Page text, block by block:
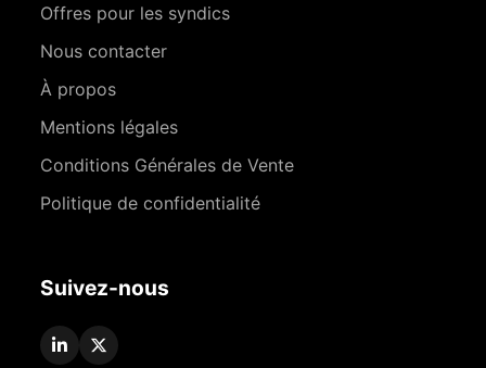
Offres pour les syndics
Nous contacter
À propos
Mentions légales
Conditions Générales de Vente
Politique de confidentialité
Suivez-nous